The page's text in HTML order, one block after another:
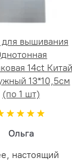
для вышивания
14ct Китай
13*10,5см
(по 1 шт)
Ольга
настоящий